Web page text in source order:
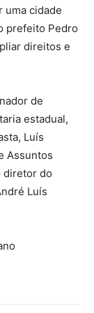
uma cidade
prefeito Pedro
direitos e
de
estadual,
Luís
Assuntos
diretor do
Luís